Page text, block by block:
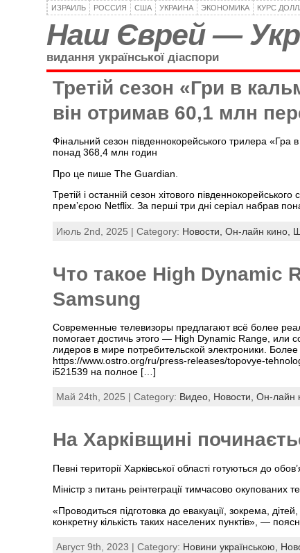
ИЗРАИЛЬ РОССИЯ США УКРАИНА ЭКОНОМИКА КУРС
Наш Єврей —
видання української діаспори
Третій сезон «Гри в
він отримав 60,1 млн
Фінальний сезон південнокорейського трилера
понад 368,4 млн годин
Про це пише The Guardian.
Третій і останній сезон хітового
премʼєрою Netflix. За перші три дні серіал набрав
Июль 2nd, 2025 | Category: Новости, Он-лайн кино,
Что такое High Dynamic
Samsung
Современные телевизоры предлагают всё более
помогает достичь этого — High Dynamic Range,
лидеров в мире потребительской электроники.
https://www.ostro.org/ru/press-releases/topovye-
i521539 на полное […]
Май 24th, 2025 | Category: Видео, Новости, Он-лайн
На Харківщині
Певні території Харківської області готуються до
Міністр з питань реінтеграції тимчасово
«Проводиться підготовка до евакуації, зокрема,
конкретну кількість таких населених пунктів», —
Август 9th, 2023 | Category: Новини українською,